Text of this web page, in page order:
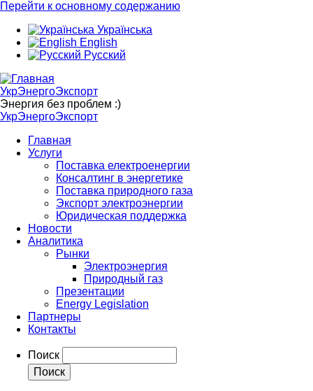
Перейти к основному содержанию
Українська
English
Русский
УкрЭнергоЭкспорт
Энергия без проблем :)
УкрЭнергоЭкспорт
Главная
Услуги
Поставка електроенергии
Консалтинг в энергетике
Поставка природного газа
Экспорт электроэнергии
Юридическая поддержка
Новости
Аналитика
Рынки
Электроэнергия
Природный газ
Презентации
Energy Legislation
Партнеры
Контакты
Поиск